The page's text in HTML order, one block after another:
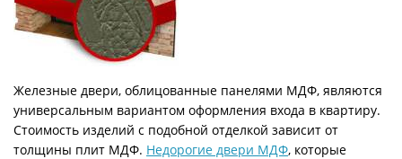
Железные двери, облицованные панелями МДФ, являются
универсальным вариантом оформления входа в квартиру.
Стоимость изделий с подобной отделкой зависит от
толщины плит МДФ. Недорогие двери МДФ, которые